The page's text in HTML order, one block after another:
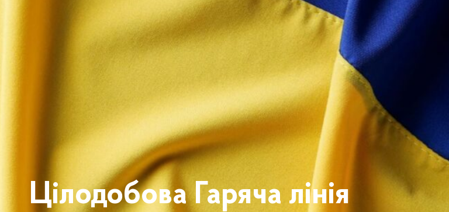
Цілодобова Гаряча лінія